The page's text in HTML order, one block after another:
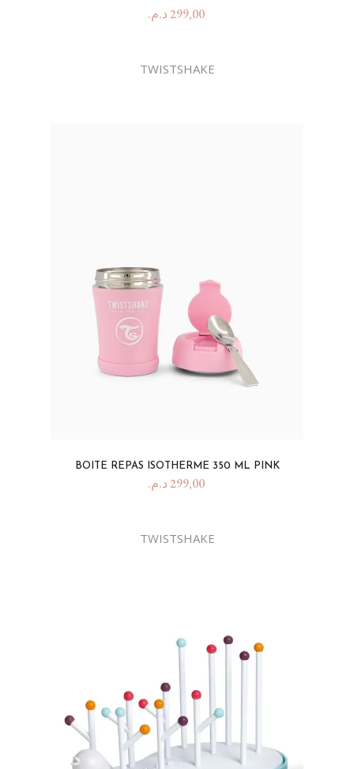
299,00د.م.
TWISTSHAKE
BOITE REPAS ISOTHERME 350 ML PINK
299,00د.م.
TWISTSHAKE